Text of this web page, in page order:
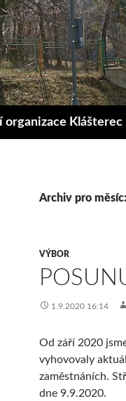
organizace
Archiv pro
VÝBOR
1.9.2020 16:14
Od září 2020
vyhovovaly
zaměstnáních.
dne 9.9.2020.